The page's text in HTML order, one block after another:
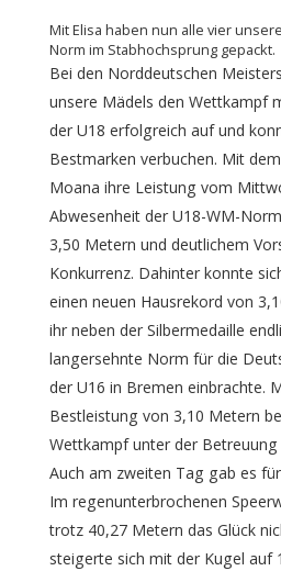
Mit Elisa haben nun alle vier
Norm im Stabhochsprung gepackt.
Bei den Norddeutschen
unsere Mädels den Wettkampf
der U18 erfolgreich auf und
Bestmarken verbuchen. Mit
Moana ihre Leistung vom
Abwesenheit der U18-WM-
3,50 Metern und deutlichem
Konkurrenz. Dahinter konnte
einen neuen Hausrekord von
ihr neben der Silbermedaille
langersehnte Norm für die
der U16 in Bremen einbrachte.
Bestleistung von 3,10 Metern
Wettkampf unter der Betreuung
Auch am zweiten Tag gab es
Im regenunterbrochenen
trotz 40,27 Metern das Glück
steigerte sich mit der Kugel auf